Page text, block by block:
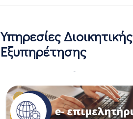
Υπηρεσίες Διοικητικής
Εξυπηρέτησης
-